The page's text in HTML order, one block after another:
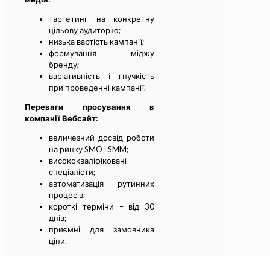
таргетинг на конкретну
цільову аудиторію;
низька вартість кампанії;
формування іміджу
бренду;
варіативність і гнучкість
при проведенні кампанії.
Переваги просування в
компанії Вебсайт:
величезний досвід роботи
на ринку SMO і SMM;
висококваліфіковані
спеціалісти;
автоматизація рутинних
процесів;
короткі терміни – від 30
днів;
приємні для замовника
ціни.